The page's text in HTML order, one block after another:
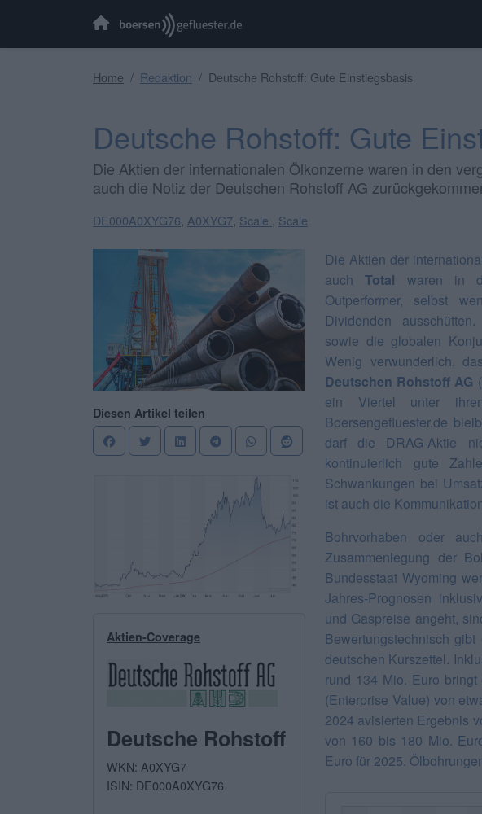
Home Redaktion Deutsche Rohstoff: Gute Einstiegsbasis
Deutsche Rohstoff: Gute
Die Aktien der internationalen Ölkonzerne waren in den
auch die Notiz der Deutschen Rohstoff AG
DE000A0XYG76 A0XYG7 Scale Scale
Diesen Artikel teilen
Aktien-Coverage
Deutsche Rohstoff
WKN: A0XYG7
ISIN: DE000A0XYG76
Die Aktien der
auchTotal waren in
Outperformer, selbst
Dividenden
sowie die globalen
Wenig verwunderlich,
Deutschen Rohstoff AG
ein Viertel unter
Boersengefluester.de
darf die DRAG-Aktie
kontinuierlich gute
Schwankungen bei
ist auch die
Bohrvorhaben oder
Zusammenlegung der
Bundesstaat Wyoming
Jahres-Prognosen
und Gaspreise angeht,
Bewertungstechnisch
deutschen Kurszettel.
rund 134 Mio. Euro
(Enterprise Value) von
2024 avisierten Ergebnis
von 160 bis 180 Mio.
Euro für 2025.